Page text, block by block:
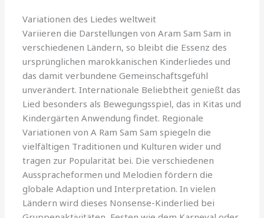
Variationen des Liedes weltweit
Variieren die Darstellungen von Aram Sam Sam in
verschiedenen Ländern, so bleibt die Essenz des
ursprünglichen marokkanischen Kinderliedes und
das damit verbundene Gemeinschaftsgefühl
unverändert. Internationale Beliebtheit genießt das
Lied besonders als Bewegungsspiel, das in Kitas und
Kindergärten Anwendung findet. Regionale
Variationen von A Ram Sam Sam spiegeln die
vielfältigen Traditionen und Kulturen wider und
tragen zur Popularität bei. Die verschiedenen
Ausspracheformen und Melodien fördern die
globale Adaption und Interpretation. In vielen
Ländern wird dieses Nonsense-Kinderlied bei